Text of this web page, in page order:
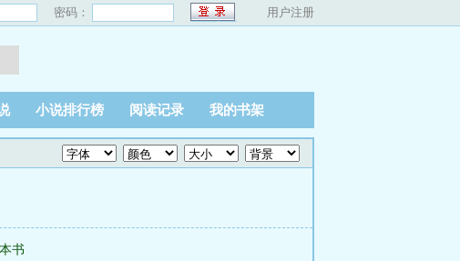
密码： 用户注册
小说排行榜 阅读记录 我的书架
书